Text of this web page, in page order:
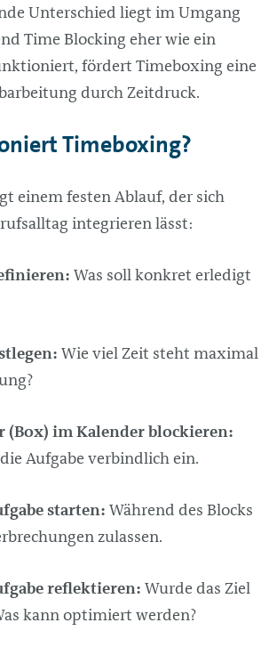
Unterschied liegt im Umgang
Time Blocking eher wie ein
fördert Timeboxing eine
durch Zeitdruck.
Timeboxing?
einem festen Ablauf, der sich
integrieren lässt:
Was soll konkret erledigt
Wie viel Zeit steht maximal
(Box) im Kalender blockieren:
Aufgabe verbindlich ein.
starten: Während des Blocks
zulassen.
reflektieren: Wurde das Ziel
kann optimiert werden?